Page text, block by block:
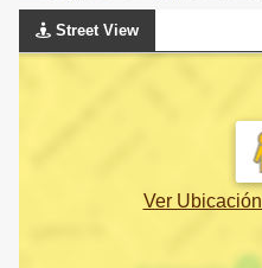
Street View
Ver Ubicación